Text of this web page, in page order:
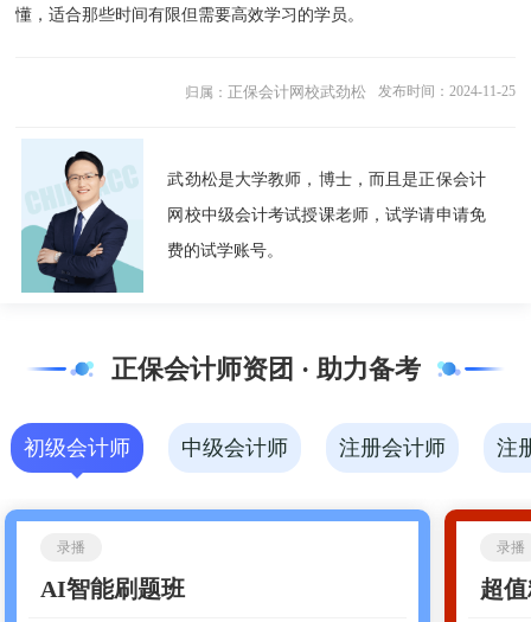
懂，适合那些时间有限但需要高效学习的学员。
发布时间：2024-11-25
归属： 正保会计网校武劲松
武劲松是大学教师，博士，而且是正保会计
网校中级会计考试授课老师，试学请申请免
费的试学账号。
正保会计师资团 · 助力备考
初级会计师 中级会计师 注册会计师 注
AI智能刷题班
录播
超
录播